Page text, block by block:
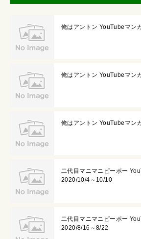
俺はアントン YouTubeマン
俺はアントン YouTubeマン
俺はアントン YouTubeマン
二代目マニマニピーポー
2020/10/4～10/10
二代目マニマニピーポー
2020/8/16～8/22